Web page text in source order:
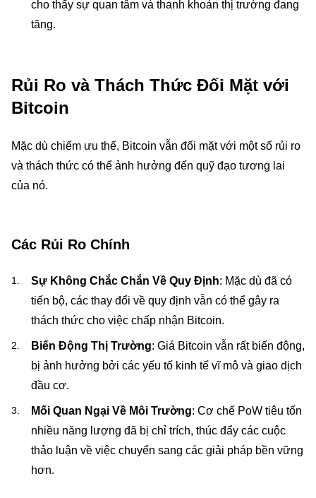
cho thấy sự quan tâm và thanh khoản thị trường đang
tăng.
Rủi Ro và Thách Thức Đối Mặt với
Bitcoin
Mặc dù chiếm ưu thế, Bitcoin vẫn đối mặt với một số rủi ro
và thách thức có thể ảnh hưởng đến quỹ đạo tương lai
của nó.
Các Rủi Ro Chính
Sự Không Chắc Chắn Về Quy Định: Mặc dù đã có
tiến bộ, các thay đổi về quy định vẫn có thể gây ra
thách thức cho việc chấp nhận Bitcoin.
Biến Động Thị Trường: Giá Bitcoin vẫn rất biến động,
bị ảnh hưởng bởi các yếu tố kinh tế vĩ mô và giao dịch
đầu cơ.
Mối Quan Ngại Về Môi Trường: Cơ chế PoW tiêu tốn
nhiều năng lượng đã bị chỉ trích, thúc đẩy các cuộc
thảo luận về việc chuyển sang các giải pháp bền vững
hơn.